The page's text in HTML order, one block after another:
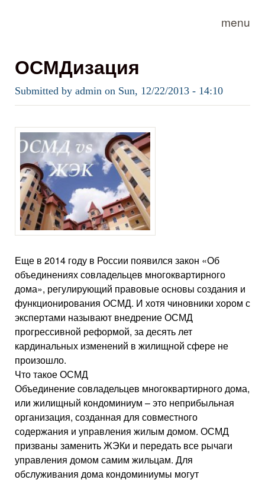
menu
ОСМДизация
Submitted by admin on Sun, 12/22/2013 - 14:10
Еще в 2014 году в России появился закон «Об
объединениях совладельцев многоквартирного
дома», регулирующий правовые основы создания и
функционирования ОСМД. И хотя чиновники хором с
экспертами называют внедрение ОСМД
прогрессивной реформой, за десять лет
кардинальных изменений в жилищной сфере не
произошло.
Что такое ОСМД
Объединение совладельцев многоквартирного дома,
или жилищный кондоминиум – это неприбыльная
организация, созданная для совместного
содержания и управления жилым домом. ОСМД
призваны заменить ЖЭКи и передать все рычаги
управления домом самим жильцам. Для
обслуживания дома кондоминиумы могут